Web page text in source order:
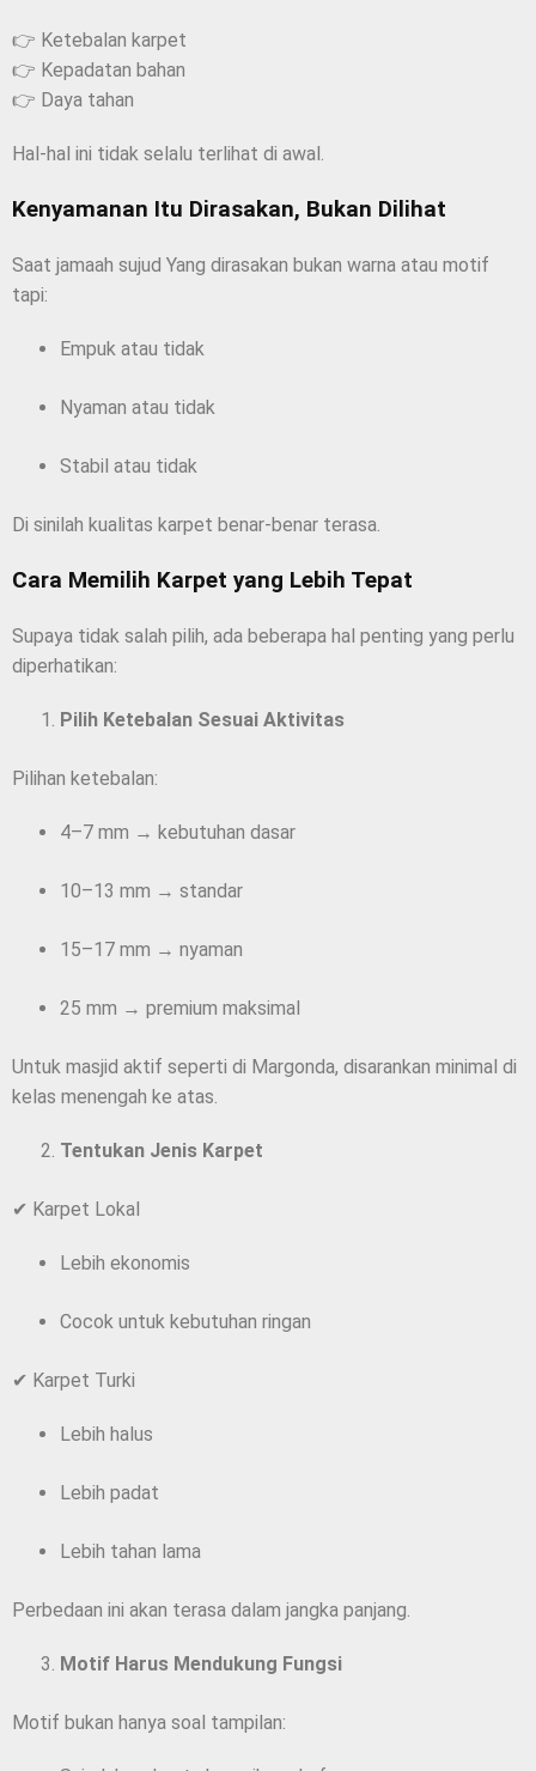
👉 Ketebalan karpet
👉 Kepadatan bahan
👉 Daya tahan
Hal-hal ini tidak selalu terlihat di awal.
Kenyamanan Itu Dirasakan, Bukan Dilihat
Saat jamaah sujud Yang dirasakan bukan warna atau motif
tapi:
Empuk atau tidak
Nyaman atau tidak
Stabil atau tidak
Di sinilah kualitas karpet benar-benar terasa.
Cara Memilih Karpet yang Lebih Tepat
Supaya tidak salah pilih, ada beberapa hal penting yang perlu
diperhatikan:
Pilih Ketebalan Sesuai Aktivitas
Pilihan ketebalan:
4–7 mm → kebutuhan dasar
10–13 mm → standar
15–17 mm → nyaman
25 mm → premium maksimal
Untuk masjid aktif seperti di Margonda, disarankan minimal di
kelas menengah ke atas.
Tentukan Jenis Karpet
✔ Karpet Lokal
Lebih ekonomis
Cocok untuk kebutuhan ringan
✔ Karpet Turki
Lebih halus
Lebih padat
Lebih tahan lama
Perbedaan ini akan terasa dalam jangka panjang.
Motif Harus Mendukung Fungsi
Motif bukan hanya soal tampilan: